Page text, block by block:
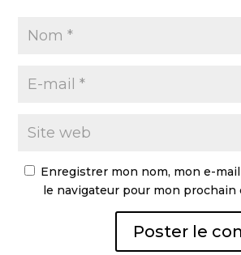
Enregistrer mon nom, mon e-
le navigateur pour mon prochain